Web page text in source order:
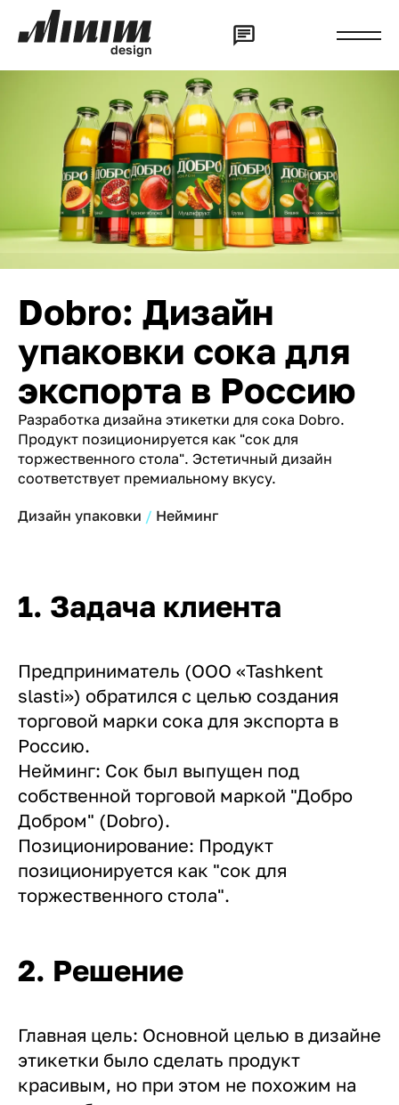
design
Dobro: Дизайн
упаковки сока для
экспорта в Россию
Разработка дизайна этикетки для сока Dobro.
Продукт позиционируется как "сок для
торжественного стола". Эстетичный дизайн
соответствует премиальному вкусу.
Дизайн упаковки Нейминг
1. Задача клиента
Предприниматель (ООО «Tashkent
slasti») обратился с целью создания
торговой марки сока для экспорта в
Россию.
Нейминг: Сок был выпущен под
собственной торговой маркой "Добро
Добром" (Dobro).
Позиционирование: Продукт
позиционируется как "сок для
торжественного стола".
2. Решение
Главная цель: Основной целью в дизайне
этикетки было сделать продукт
красивым, но при этом не похожим на